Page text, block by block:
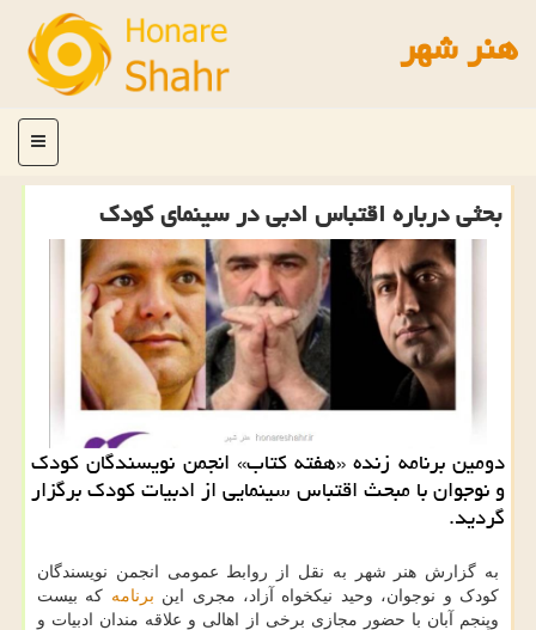
هنر شهر
منو
بحثی درباره اقتباس ادبی در سینمای كودك
دومین برنامه زنده «هفته كتاب» انجمن نویسندگان كودك
و نوجوان با مبحث اقتباس سینمایی از ادبیات كودك برگزار
گردید.
به گزارش هنر شهر به نقل از روابط عمومی انجمن نویسندگان
کودک و نوجوان، وحید نیکخواه آزاد، مجری این برنامه که بیست
وپنجم آبان با حضور مجازی برخی از اهالی و علاقه مندان ادبیات و